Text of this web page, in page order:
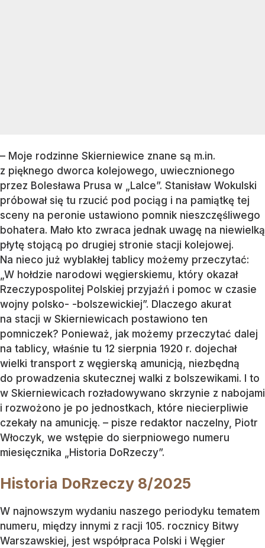
– Moje rodzinne Skierniewice znane są m.in.
z pięknego dworca kolejowego, uwiecznionego
przez Bolesława Prusa w „Lalce”. Stanisław Wokulski
próbował się tu rzucić pod pociąg i na pamiątkę tej
sceny na peronie ustawiono pomnik nieszczęśliwego
bohatera. Mało kto zwraca jednak uwagę na niewielką
płytę stojącą po drugiej stronie stacji kolejowej.
Na nieco już wyblakłej tablicy możemy przeczytać:
„W hołdzie narodowi węgierskiemu, który okazał
Rzeczypospolitej Polskiej przyjaźń i pomoc w czasie
wojny polsko- -bolszewickiej”. Dlaczego akurat
na stacji w Skierniewicach postawiono ten
pomniczek? Ponieważ, jak możemy przeczytać dalej
na tablicy, właśnie tu 12 sierpnia 1920 r. dojechał
wielki transport z węgierską amunicją, niezbędną
do prowadzenia skutecznej walki z bolszewikami. I to
w Skierniewicach rozładowywano skrzynie z nabojami
i rozwożono je po jednostkach, które niecierpliwie
czekały na amunicję. – pisze redaktor naczelny, Piotr
Włoczyk, we wstępie do sierpniowego numeru
miesięcznika „Historia DoRzeczy”.
Historia DoRzeczy 8/2025
W najnowszym wydaniu naszego periodyku tematem
numeru, między innymi z racji 105. rocznicy Bitwy
Warszawskiej, jest współpraca Polski i Węgier